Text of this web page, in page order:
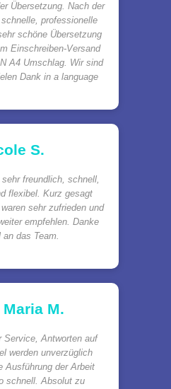
Übersetzung. Nach der
professionelle
schöne Übersetzung
Einschreiben-Versand
A4 Umschlag. Wir sind
Dank in a language
S.
freundlich, schnell,
flexibel. Kurz gesagt
sehr zufrieden und
empfehlen. Danke
an das Team.
M.
Service, Antworten auf
werden unverzüglich
Ausführung der Arbeit
schnell. Absolut zu